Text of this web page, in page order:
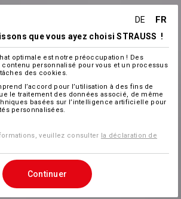
DE FR
que vous ayez choisi STRAUSS !
optimale est notre préoccupation ! Des
personnalisé pour vous et un processus
des cookies.
l’accord pour l’utilisation à des fins de
le traitement des données associé, de même
basées sur l’intelligence artificielle pour
personnalisées.
veuillez consulter la déclaration de
Continuer